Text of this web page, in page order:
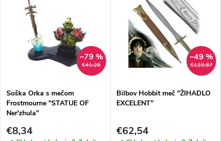
€41,26
–79 %
Soška Orka s mečom
Frostmourne "STATUE OF
Ner'zhula"
€8,34
€123,87
–49 %
Bilbov Hobbit meč "ŽIHADLO
EXCELENT"
€62,54